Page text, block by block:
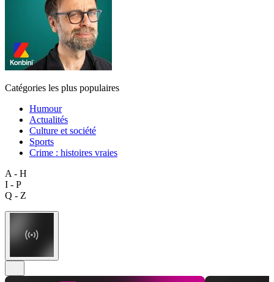
Catégories les plus populaires
Humour
Actualités
Culture et société
Sports
Crime : histoires vraies
A - H
I - P
Q - Z